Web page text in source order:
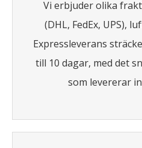
Vi erbjuder olika
(DHL, FedEx, UPS),
Expressleverans
till 10 dagar, med det
som levererar